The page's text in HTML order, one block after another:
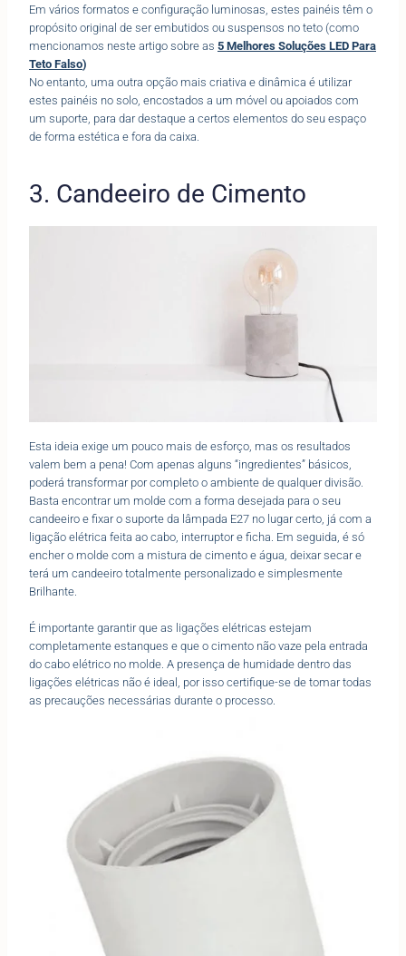
Em vários formatos e configuração luminosas, estes painéis têm o
propósito original de ser embutidos ou suspensos no teto (como
mencionamos neste artigo sobre as 5 Melhores Soluções LED Para
Teto Falso)
No entanto, uma outra opção mais criativa e dinâmica é utilizar
estes painéis no solo, encostados a um móvel ou apoiados com
um suporte, para dar destaque a certos elementos do seu espaço
de forma estética e fora da caixa.
3. Candeeiro de Cimento
Esta ideia exige um pouco mais de esforço, mas os resultados
valem bem a pena! Com apenas alguns “ingredientes” básicos,
poderá transformar por completo o ambiente de qualquer divisão.
Basta encontrar um molde com a forma desejada para o seu
candeeiro e fixar o suporte da lâmpada E27 no lugar certo, já com a
ligação elétrica feita ao cabo, interruptor e ficha. Em seguida, é só
encher o molde com a mistura de cimento e água, deixar secar e
terá um candeeiro totalmente personalizado e simplesmente
Brilhante.
É importante garantir que as ligações elétricas estejam
completamente estanques e que o cimento não vaze pela entrada
do cabo elétrico no molde. A presença de humidade dentro das
ligações elétricas não é ideal, por isso certifique-se de tomar todas
as precauções necessárias durante o processo.